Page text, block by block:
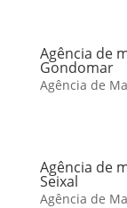
Agência de
Gondomar
Agência de
Agência de
Seixal
Agência de